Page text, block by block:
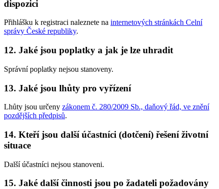
dispozici
Přihlášku k registraci naleznete na internetových stránkách Celní
správy České republiky.
12. Jaké jsou poplatky a jak je lze uhradit
Správní poplatky nejsou stanoveny.
13. Jaké jsou lhůty pro vyřízení
Lhůty jsou určeny zákonem č. 280/2009 Sb., daňový řád, ve znění
pozdějších předpisů.
14. Kteří jsou další účastníci (dotčení) řešení životní
situace
Další účastníci nejsou stanoveni.
15. Jaké další činnosti jsou po žadateli požadovány